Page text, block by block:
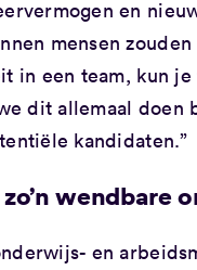
en
mensen
in een team, kun
dit allemaal doen
kandidaten.”
wendbare
en